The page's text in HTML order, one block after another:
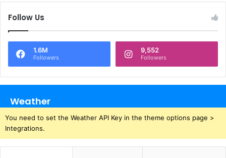
Follow Us
1.6M
Followers
9,552
Followers
Weather
You need to set the Weather API Key in the theme options page >
Integrations.